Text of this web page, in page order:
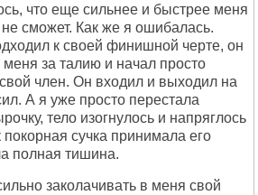
что еще сильнее и быстрее меня
не сможет. Как же я ошибалась.
к своей финишной черте, он
меня за талию и начал просто
член. Он входил и выходил на
А я уже просто перестала
тело изогнулось и напряглось
сучка принимала его
полная тишина.
заколачивать в меня свой